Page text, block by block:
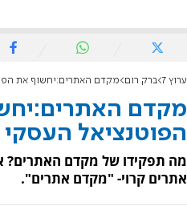
ערוץ 7 ברק רום מקדם האתרים:יחשוף את
מקדם
הפוטנציאל העסקי
מה תפקידו של מקדם האתרים?
אתרים קרוי- "מקדם אתרים".